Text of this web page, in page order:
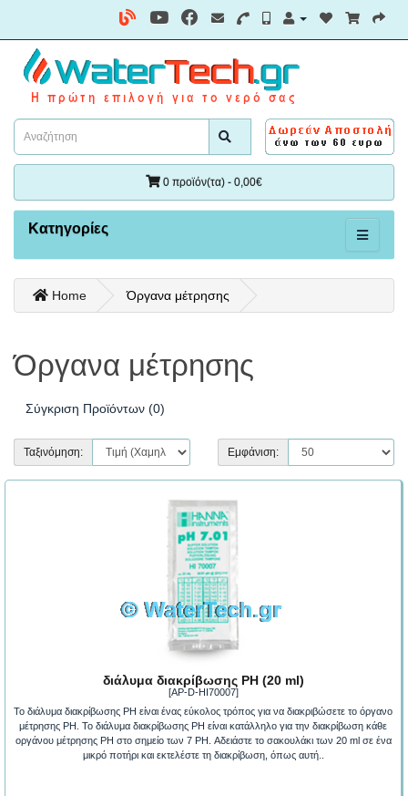
0 προϊόν(τα) - 0,00€
Κατηγορίες
Home Όργανα μέτρησης
Όργανα μέτρησης
Σύγκριση Προϊόντων (0)
Ταξινόμηση: Εμφάνιση:
διάλυμα διακρίβωσης PH (20 ml)
[AP-D-HI70007]
Το διάλυμα διακρίβωσης PH είναι ένας εύκολος τρόπος για να διακριβώσετε το όργανο
μέτρησης PH. Το διάλυμα διακρίβωσης PH είναι κατάλληλο για την διακρίβωση κάθε
οργάνου μέτρησης PH στο σημείο των 7 PH. Αδειάστε το σακουλάκι των 20 ml σε ένα
μικρό ποτήρι και εκτελέστε τη διακρίβωση, όπως αυτή..